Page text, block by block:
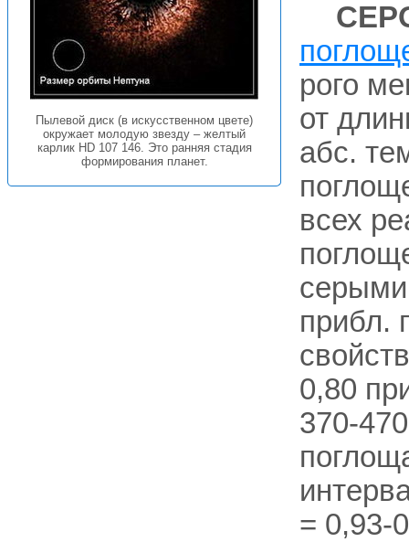
Пылевой диск (в искусственном цвете)
окружает молодую звезду – желтый
карлик HD 107 146. Это ранняя стадия
формирования планет.
рого
от
абс.
всех
прибл.
0,80
370-
= 0,93-